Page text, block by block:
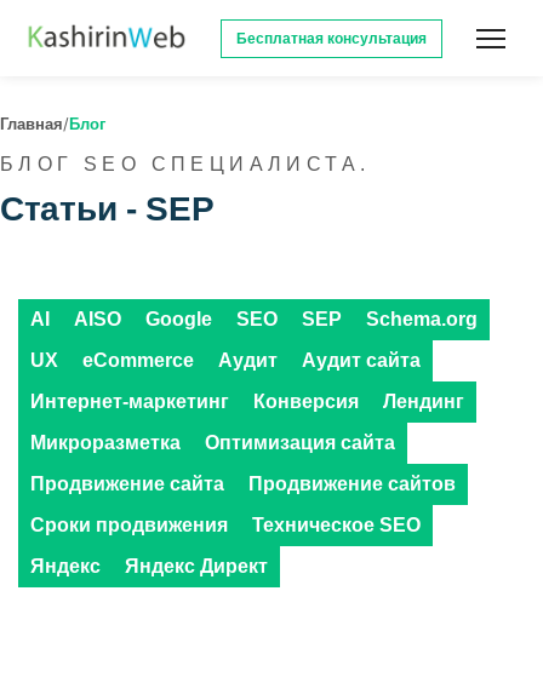
Бесплатная консультация
Главная/Блог
БЛОГ SEO СПЕЦИАЛИСТА.
Статьи - SEP
AI AISO Google SEO SEP
Schema.org
UX
eCommerce Аудит
Аудит сайта
Интернет-маркетинг
Конверсия
Лендинг
Микроразметка
Оптимизация сайта
Продвижение сайта
Продвижение сайтов
Сроки продвижения
Техническое SEO
Яндекс
Яндекс Директ